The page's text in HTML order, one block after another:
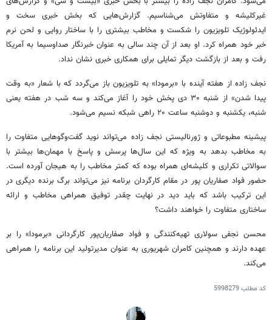
غیرکلیشه و متفاوتش می‌شناسیم. گزارش‌هایی که بخش خبری سخت و
ایدئولوژیک تلویزیون را شکست و مخاطب بیشتری را با ساختار روایی و لحن نرم
خبر خود همراه کرد. او بعد از آن چند سالی به عنوان خبرنگار صداوسیما به آمریکا
رفت و بعد از بازگشت دیگر تمایلی برای همکاری خبری نشان نداد.
نجف زاده از هفته آینده با «برمودا» به تلویزیون باز می‌گردد که با شعار «به وقت
پیدا شدن» از شنبه ۳۰ دی پخش خود را آغاز می‌کند و سه شب در هفته یعنی
شنبه، یکشنبه و دوشنبه ساعت ۲۰ راهی شبکه نسیم می‌شود.
پیشینه مطبوعاتی و ژورنالیستی نجف زاده می‌تواند نوید گفت‌وگوهایی متفاوت را
به مخاطب بدهد به ویژه که این سال‌ها پرسش و پاسخ با مهمان‌ها بیشتر با
سوالاتی تکراری و کلیشه‌ای همراه بوده که کمتر مخاطب را به هیجان آورده است.
حضور فواد صفاریان پور در مقام کارگردان برنامه نیز می‌تواند برگ برنده دیگری در
این ترکیب باشد که باید دید در نهایت چقدر توفیق همراهی مخاطب و ارائه
ساختاری متفاوت را خواهند داشت؟
محسن نجفی سولاری تهیه‌کنندگی و فواد صفاریان‌پور کارگردانی «برمودا» را بر
عهده دارند و همچنین کامران شهریوری به عنوان مدیرتولید این برنامه را همراهی
می‌کند.
کد مطلب5998279